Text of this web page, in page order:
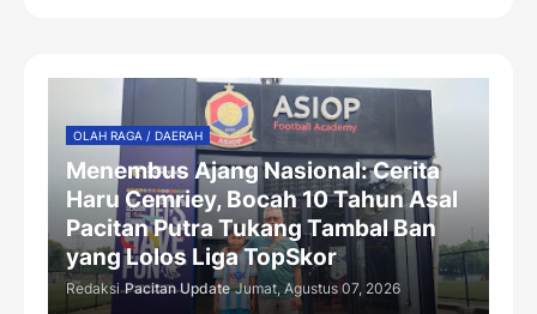
OLAH RAGA / DAERAH
Menembus Ajang Nasional: Cerita
Haru Cemriey, Bocah 10 Tahun Asal
Pacitan Putra Tukang Tambal Ban
yang Lolos Liga TopSkor
Redaksi Pacitan Update Jumat, Agustus 07, 2026